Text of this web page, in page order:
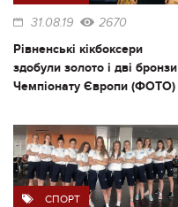
31.08.19 2670
Рівненські кікбоксери
здобули золото і дві бронзи
Чемпіонату Європи (ФОТО)
СПОРТ